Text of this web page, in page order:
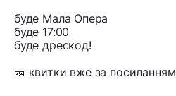
буде Мала Опера
буде 17:00
буде дрескод!
🎫 квитки вже за посиланням